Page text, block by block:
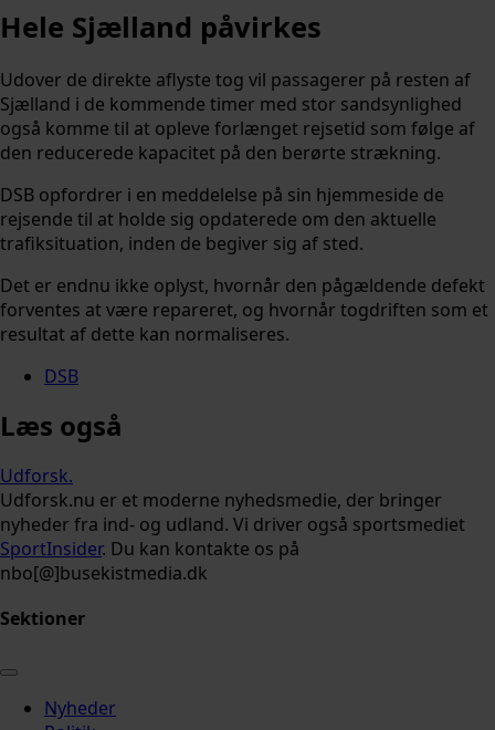
Hele Sjælland påvirkes
Udover de direkte aflyste tog vil passagerer på resten af
Sjælland i de kommende timer med stor sandsynlighed
også komme til at opleve forlænget rejsetid som følge af
den reducerede kapacitet på den berørte strækning.
DSB opfordrer i en meddelelse på sin hjemmeside de
rejsende til at holde sig opdaterede om den aktuelle
trafiksituation, inden de begiver sig af sted.
Det er endnu ikke oplyst, hvornår den pågældende defekt
forventes at være repareret, og hvornår togdriften som et
resultat af dette kan normaliseres.
DSB
Læs også
Udforsk.
Udforsk.nu er et moderne nyhedsmedie, der bringer
nyheder fra ind- og udland. Vi driver også sportsmediet
SportInsider. Du kan kontakte os på
nbo[@]busekistmedia.dk
Sektioner
Nyheder